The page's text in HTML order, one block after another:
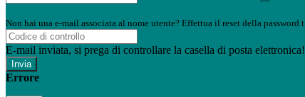
Non hai una e-mail associata al nome utente? Effettua il reset della password
E-mail inviata, si prega di controllare la casella di posta elettronica!
Errore